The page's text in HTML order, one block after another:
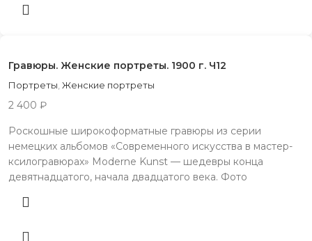
Гравюры. Женские портреты. 1900 г. Ч12
Портреты, Женские портреты
2 400 ₽
Роскошные широкоформатные гравюры из серии
немецких альбомов «Современного искусства в мастер-
ксилогравюрах» Moderne Kunst — шедевры конца
девятнадцатого, начала двадцатого века. Фото